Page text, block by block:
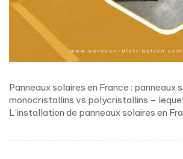
Panneaux solaires en France : panneaux
monocristallins vs polycristallins –
L’installation de panneaux solaires en